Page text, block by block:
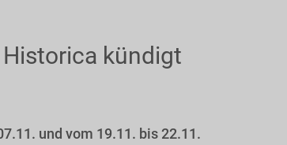
kündigt
und vom 19.11. bis 22.11.